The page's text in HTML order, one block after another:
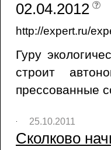
02.04.2012
http://expert.ru/
Гуру
строит
прессованные
25.10.2011
Сколково